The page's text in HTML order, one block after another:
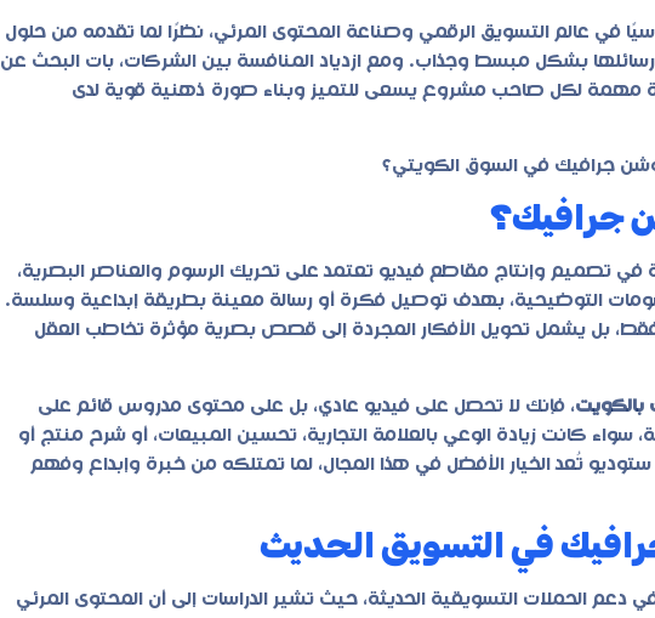
في عالم التسويق الرقمي وصناعة المحتوى المرئي، نظرًا لما تقدمه من حلول
رسائلها بشكل مبسط وجذاب. ومع ازدياد المنافسة بين الشركات، بات البحث عن
مهمة لكل صاحب مشروع يسعى للتميز وبناء صورة ذهنية قوية لدى
جرافيك في السوق الكويتي؟
جرافيك؟
وإنتاج مقاطع فيديو تعتمد على تحريك الرسوم والعناصر البصرية،
التوضيحية، بهدف توصيل فكرة أو رسالة معينة بطريقة إبداعية وسلسة.
بل يشمل تحويل الأفكار المجردة إلى قصص بصرية مؤثرة تخاطب العقل
، فإنك لا تحصل على فيديو عادي، بل على محتوى مدروس قائم على
سواء كانت زيادة الوعي بالعلامة التجارية، تحسين المبيعات، أو شرح منتج أو
ستوديو تُعد الخيار الأفضل في هذا المجال، لما تمتلكه من خبرة وإبداع وفهم
في التسويق الحديث
الحملات التسويقية الحديثة، حيث تشير الدراسات إلى أن المحتوى المرئي